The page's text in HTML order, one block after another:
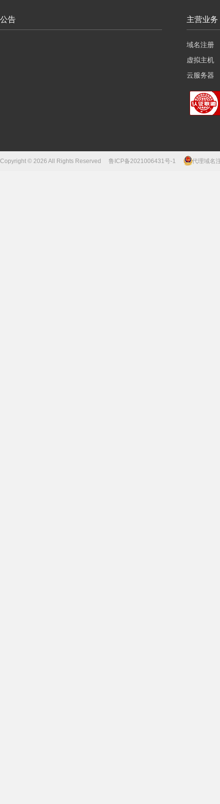
公告 主营业务
域名注册
虚拟主机
云服务器
Copyright © 2026 All Rights Reserved 鲁ICP备2021006431号-1 代理域名注